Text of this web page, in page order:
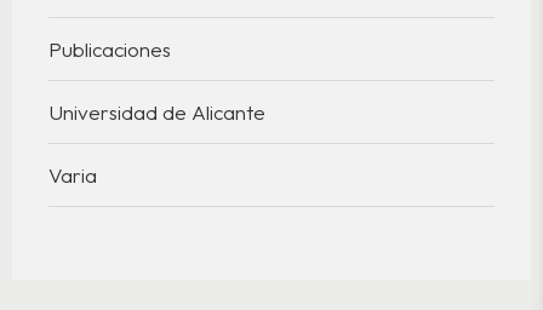
Publicaciones
Universidad de Alicante
Varia